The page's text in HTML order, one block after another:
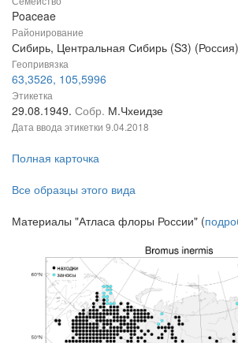
Poaceae
Районирование
Сибирь, Центральная Сибирь (S3) (Россия)
Геопривязка
63,3526, 105,5996
Этикетка
29.08.1949. Собр. М.Чхеидзе
Дата ввода этикетки 9.04.2018
Полная карточка
Все образцы этого вида
Материалы "Атласа флоры России" (